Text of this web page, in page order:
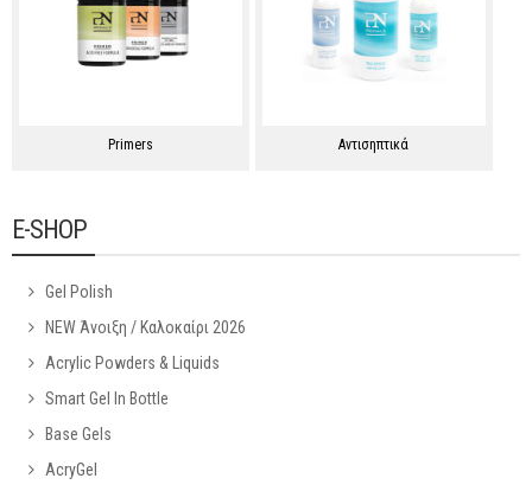
Primers Αντισηπτικά
E-SHOP
Gel Polish
NEW Άνοιξη / Καλοκαίρι 2026
Acrylic Powders & Liquids
Smart Gel In Bottle
Base Gels
AcryGel